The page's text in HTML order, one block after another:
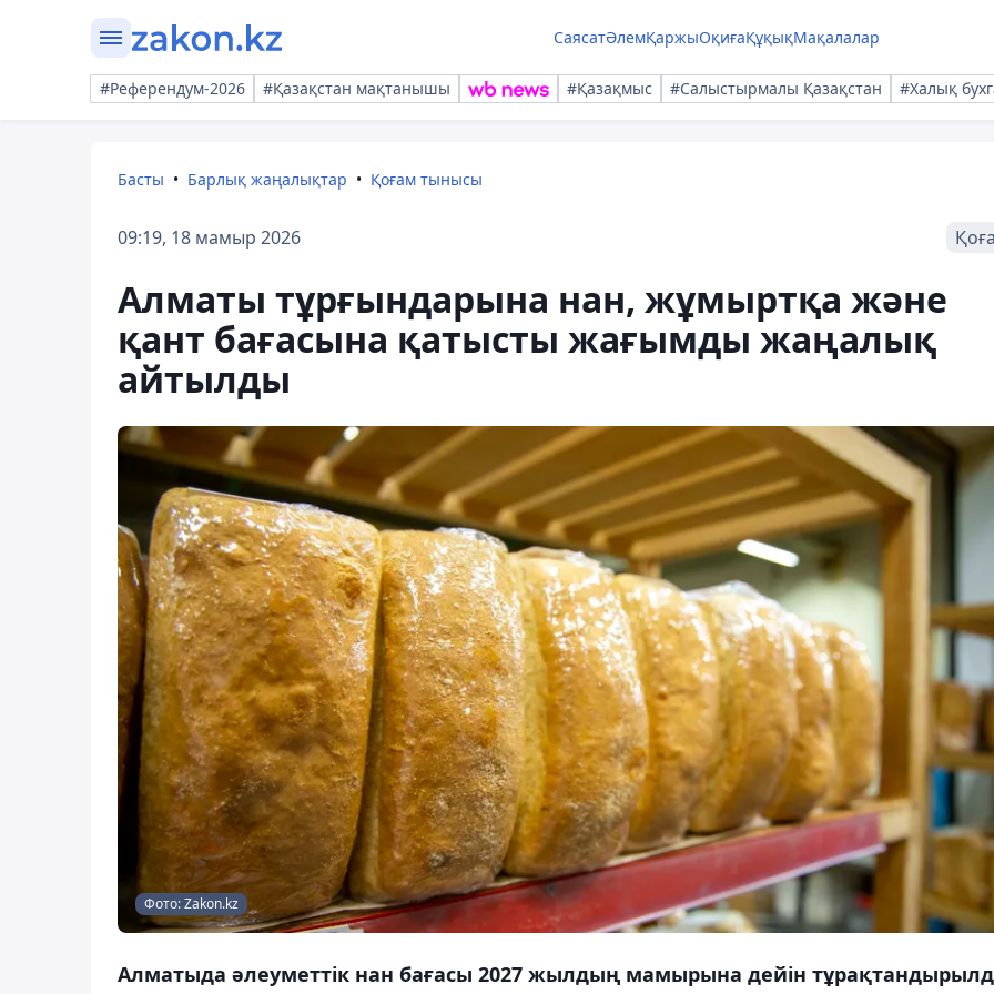
СаясатӘлемҚаржыОқиғаҚұқықМақалалар
#Референдум-2026 #Қазақстан мақтанышы #Қазақмыс #Салыстырмалы Қазақстан #Халық
Басты Барлық жаңалықтар Қоғам тынысы
09:19, 18 мамыр 2026
Алматы тұрғындарына нан, жұмыртқа және
қант бағасына қатысты жағымды жаңалық
айтылды
Фото: Zakon.kz
Алматыда әлеуметтік нан бағасы 2027 жылдың мамырына дейін